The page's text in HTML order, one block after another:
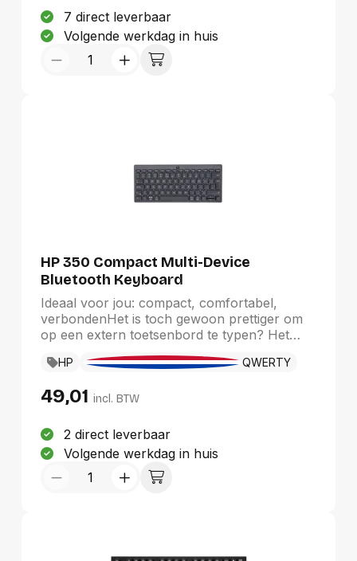
7 direct leverbaar
Volgende werkdag in huis
HP 350 Compact Multi-Device
Bluetooth Keyboard
Ideaal voor jou: compact, comfortabel,
verbondenHet is toch gewoon prettiger om
op een extern toetsenbord te typen? Het
productiviteit van een ruime desktop met
waar je ook bent. Met multi-pairaansluitingen
zelfs je telefoon. Je kunt hem opbergen in je
(hand)tas of rugzak zodat je hem overal kunt
gebruiken.
HP QWERTY
49,01 incl. BTW
2 direct leverbaar
Volgende werkdag in huis